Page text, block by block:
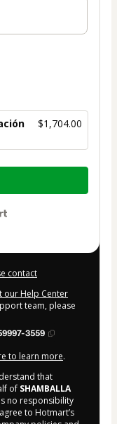
$1,704.00
contact
our Help Center
team, please
3559
to learn more.
that
of SHAMBALLA
no responsibility
to Hotmart’s